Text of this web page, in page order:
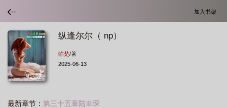
加入书架
纵逢尔尔（ np）
临楚/著
2025-06-13
最新章节： 第三十五章陆聿琛